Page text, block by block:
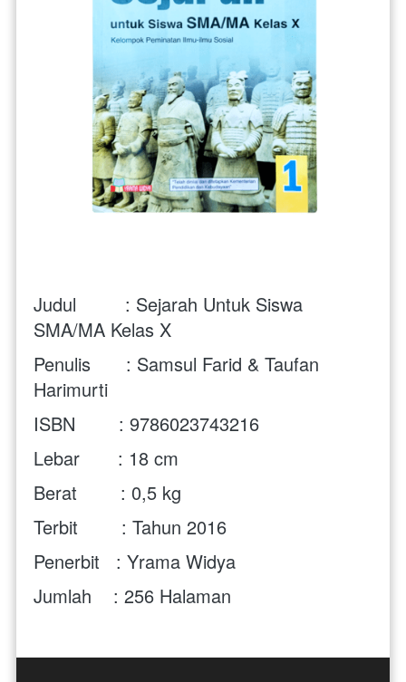
Judul         : Sejarah Untuk Siswa
SMA/MA Kelas X
Penulis	 : Samsul Farid & Taufan
Harimurti
ISBN        : 9786023743216
Lebar       : 18 cm
Berat        : 0,5 kg
Terbit        : Tahun 2016
Penerbit   : Yrama Widya
Jumlah    : 256 Halaman